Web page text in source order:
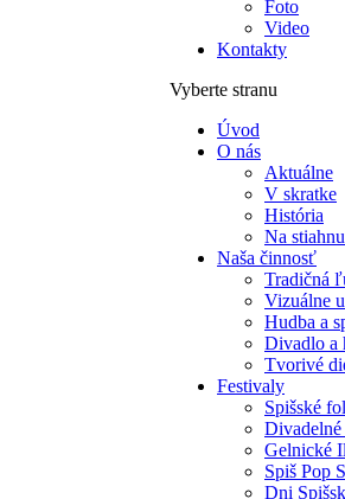
Foto
Video
Kontakty
Vyberte stranu
Úvod
O nás
Aktuálne
V skratke
História
Na
Naša činnosť
Tradičná
Vizuálne
Hudba a
Divadlo a
Tvorivé
Festivaly
Spišské
Divadelné
Gelnické
Spiš Pop
Dni